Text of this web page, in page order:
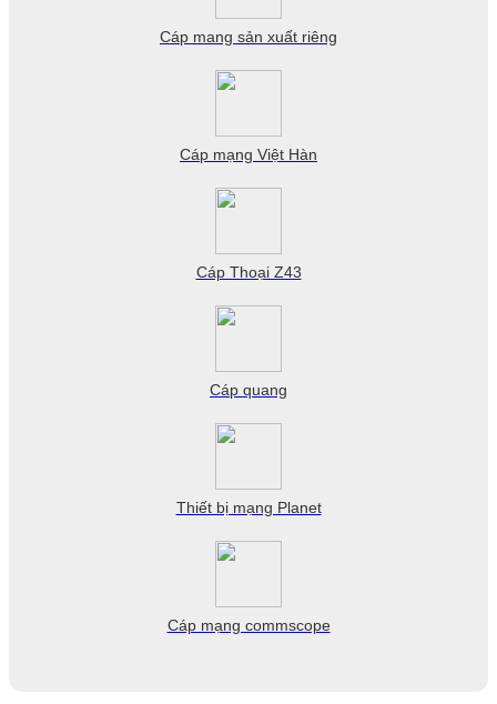
Cáp mang sản xuất riêng
Cáp mạng Việt Hàn
Cáp Thoại Z43
Cáp quang
Thiết bị mạng Planet
Cáp mạng commscope